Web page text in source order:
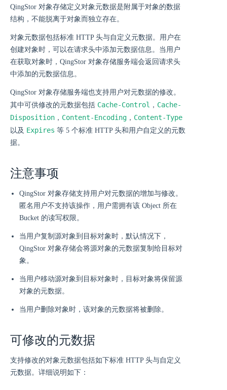
QingStor 对象存储定义对象元数据是附属于对象的数据
结构，不能脱离于对象而独立存在。
对象元数据包括标准 HTTP 头与自定义元数据。用户在
创建对象时，可以在请求头中添加元数据信息。当用户
在获取对象时，QingStor 对象存储服务端会返回请求头
中添加的元数据信息。
QingStor 对象存储服务端也支持用户对元数据的修改。
其中可供修改的元数据包括 Cache-Control ， Cache-
Disposition ， Content-Encoding ， Content-Type
以及 Expires 等 5 个标准 HTTP 头和用户自定义的元数
据。
注意事项
QingStor 对象存储支持用户对元数据的增加与修改。
匿名用户不支持该操作，用户需拥有该 Object 所在
Bucket 的读写权限。
当用户复制源对象到目标对象时，默认情况下，
QingStor 对象存储会将源对象的元数据复制给目标对
象。
当用户移动源对象到目标对象时，目标对象将保留源
对象的元数据。
当用户删除对象时，该对象的元数据将被删除。
可修改的元数据
支持修改的对象元数据包括如下标准 HTTP 头与自定义
元数据。详细说明如下：